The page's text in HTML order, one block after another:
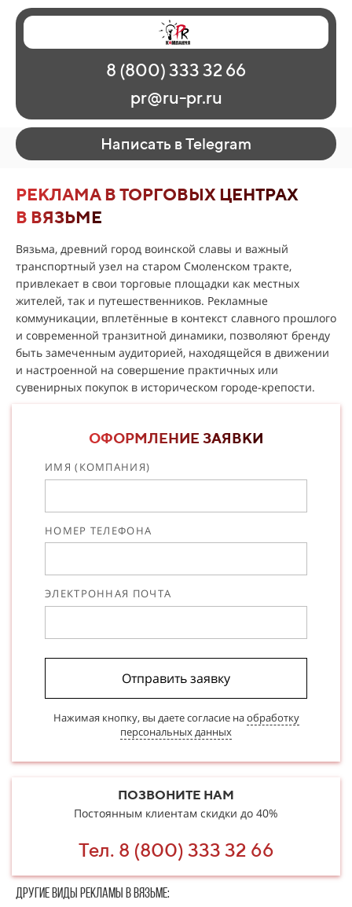
Главная
Наши работы
О рекламе
Регионы
Контакты
8 (800) 333 32 66
pr@ru-pr.ru
Написать в Telegram
РЕКЛАМА В ТОРГОВЫХ ЦЕНТРАХ
В ВЯЗЬМЕ
Вязьма, древний город воинской славы и важный
транспортный узел на старом Смоленском тракте,
привлекает в свои торговые площадки как местных
жителей, так и путешественников. Рекламные
коммуникации, вплетённые в контекст славного прошлого
и современной транзитной динамики, позволяют бренду
быть замеченным аудиторией, находящейся в движении
и настроенной на совершение практичных или
сувенирных покупок в историческом городе-крепости.
ОФОРМЛЕНИЕ ЗАЯВКИ
ИМЯ (КОМПАНИЯ)
НОМЕР ТЕЛЕФОНА
ЭЛЕКТРОННАЯ ПОЧТА
Отправить заявку
Нажимая кнопку, вы даете согласие наобработку
персональных данных
ПОЗВОНИТЕ НАМ
Постоянным клиентам скидки до 40%
Тел. 8 (800) 333 32 66
Другие в​​​​иды рекламы в Вязьме: